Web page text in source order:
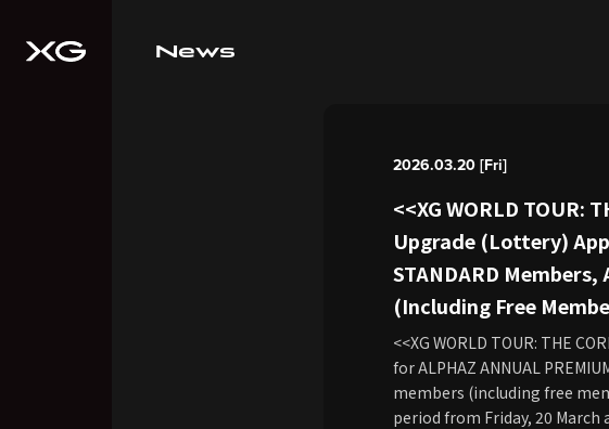
News
2026.03.20 [Fri]
<<XG WORLD TOUR:
Upgrade (Lottery)
STANDARD
(Including Free
<<XG WORLD TOUR: THE
for ALPHAZ ANNUAL
members (including free
period from Friday, 20 March